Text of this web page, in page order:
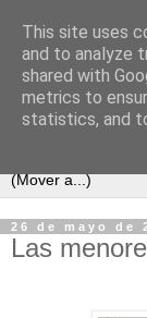
26 de mayo de
Las
This site uses
and to analyze
shared with
metrics to
statistics, and